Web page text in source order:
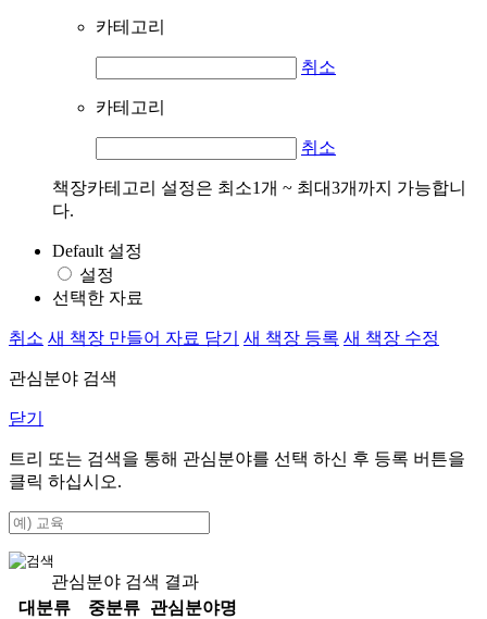
카테고리
취소
카테고리
취소
책장카테고리 설정은 최소1개 ~ 최대3개까지 가능합니
다.
Default 설정
설정
선택한 자료
취소 새 책장 만들어 자료 담기 새 책장 등록 새 책장 수정
관심분야 검색
닫기
트리 또는 검색을 통해 관심분야를 선택 하신 후 등록 버튼을
클릭 하십시오.
관심분야 검색 결과
대분류
중분류
관심분야명